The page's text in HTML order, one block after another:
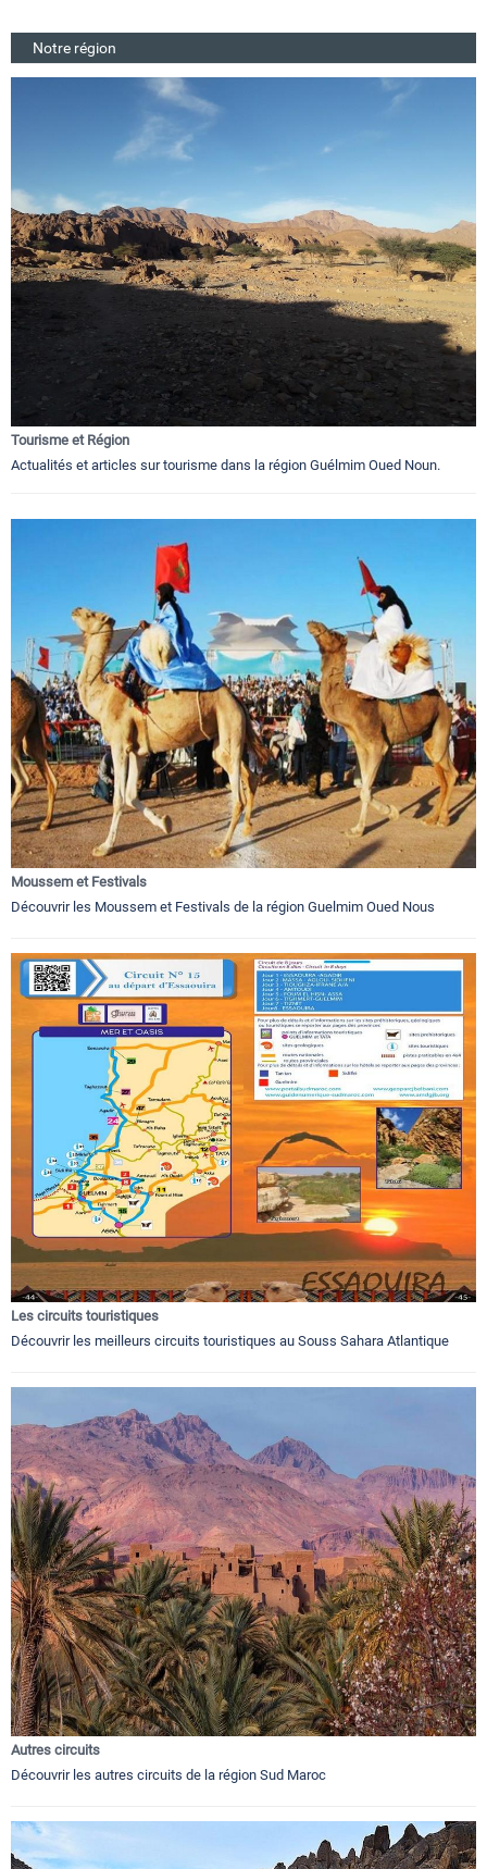
Notre région
Tourisme et Région
Actualités et articles sur tourisme dans la région Guélmim Oued Noun.
Moussem et Festivals
Découvrir les Moussem et Festivals de la région Guelmim Oued Nous
Les circuits touristiques
Découvrir les meilleurs circuits touristiques au Souss Sahara Atlantique
Autres circuits
Découvrir les autres circuits de la région Sud Maroc